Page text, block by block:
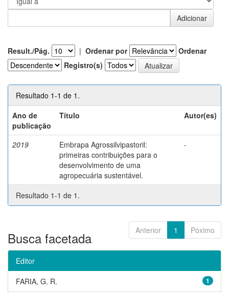
Result./Pág. | Ordenar por
Ordenar
Registro(s)
Resultado 1-1 de 1.
Ano de
publicação
Título Autor(es)
2019
Embrapa Agrossilvipastoril:
primeiras contribuições para o
desenvolvimento de uma
agropecuária sustentável.
-
Resultado 1-1 de 1.
Anterior 1 Póximo
Busca facetada
Editor
1
FARIA, G. R.